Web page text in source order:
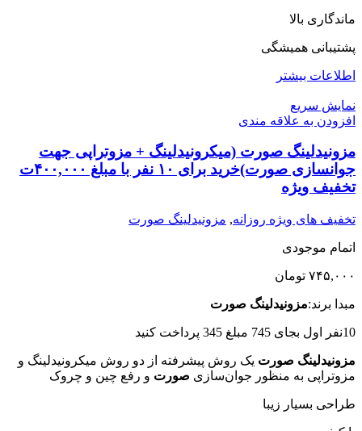
ماندگاری بالا
پشتیبانی همیشگی
اطلاعات بیشتر
نمایش سریع
افزودن به علاقه مندی
مزونیدلینگ صورت (میکرونیدلینگ + مزوتراپی جهت
جوانسازی صورت)خرید برای ۱۰ نفر با مبلغ ۴۰۰,۰۰۰ت
تخفیف ویژه
تخفیف های ویژه روزانه, مزونیدلینگ صورت
اتمام موجودی
۷۴۵,۰۰۰ تومان
مبدا برند:مزونیدلینگ صورت
10نفر اول بجای 745 مبلغ 345 پرداخت کنید
مزونیدلینگ صورت یک روش پیشرفته از دو روش میکرونیدلینگ و
مزوتراپی به منظور جوان‌سازی صورت و رفع چین و چروک
طراحی بسیار زیبا